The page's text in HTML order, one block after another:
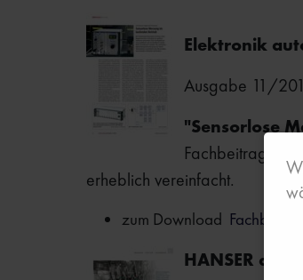
Elektronik
Ausgabe 11/
"Sensorlose
Fachbeitrag
erheblich vereinfacht.
zum Download
HANSER